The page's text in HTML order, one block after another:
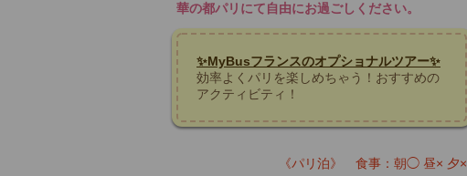
華の都パリにて自由にお過ごしください。
✨MyBusフランスのオプショナルツアー✨
効率よくパリを楽しめちゃう！おすすめの
アクティビティ！
《パリ泊》 食事：朝◯ 昼× 夕×